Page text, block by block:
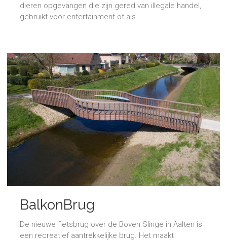
dieren opgevangen die zijn gered van illegale handel,
gebruikt voor entertainment of als...
BalkonBrug
De nieuwe fietsbrug over de Boven Slinge in Aalten is
een recreatief aantrekkelijke brug. Het maakt